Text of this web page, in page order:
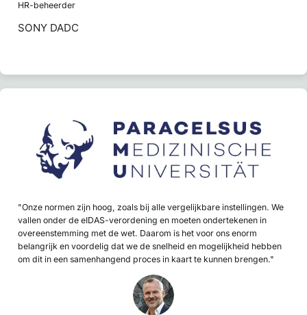
HR-beheerder
SONY DADC
"Onze normen zijn hoog, zoals bij alle vergelijkbare instellingen. We
vallen onder de eIDAS-verordening en moeten ondertekenen in
overeenstemming met de wet. Daarom is het voor ons enorm
belangrijk en voordelig dat we de snelheid en mogelijkheid hebben
om dit in een samenhangend proces in kaart te kunnen brengen."